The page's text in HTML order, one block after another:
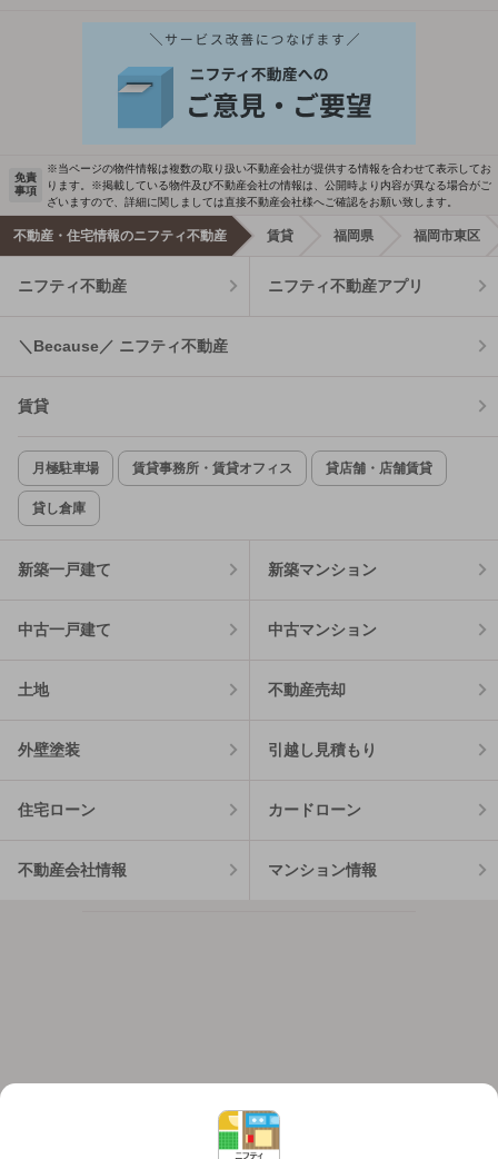
免責
事項
※当ページの物件情報は複数の取り扱い不動産会社が提供する情報を合わせて表示してお
ります。※掲載している物件及び不動産会社の情報は、公開時より内容が異なる場合がご
ざいますので、詳細に関しましては直接不動産会社様へご確認をお願い致します。
不動産・住宅情報のニフティ不動産 賃貸 福岡県 福岡市東区
ニフティ不動産 ニフティ不動産アプリ
＼Because／ ニフティ不動産
賃貸
月極駐車場 賃貸事務所・賃貸オフィス 貸店舗・店舗賃貸
貸し倉庫
新築一戸建て 新築マンション
中古一戸建て 中古マンション
土地 不動産売却
外壁塗装 引越し見積もり
住宅ローン カードローン
不動産会社情報 マンション情報